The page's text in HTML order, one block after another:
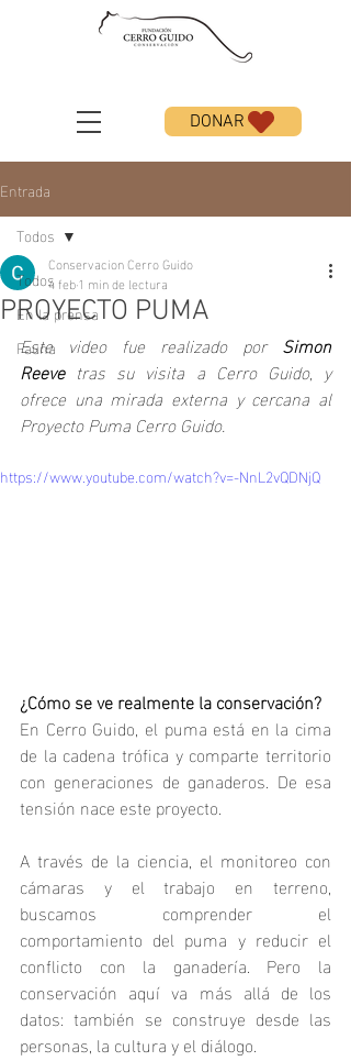
DONAR
Entrada
Todos
En la prensa
Fauna
Todos
PROYECTO PUMA
Conservacion Cerro Guido
4 feb1 min de lectura
Este video fue realizado por Simon
Reeve tras su visita a Cerro Guido, y
ofrece una mirada externa y cercana al
Proyecto Puma Cerro Guido.
https://www.youtube.com/watch?v=-NnL2vQDNjQ
¿Cómo se ve realmente la conservación?
En Cerro Guido, el puma está en la cima
de la cadena trófica y comparte territorio
con generaciones de ganaderos. De esa
tensión nace este proyecto.
A través de la ciencia, el monitoreo con
cámaras y el trabajo en terreno,
buscamos comprender el
comportamiento del puma y reducir el
conflicto con la ganadería. Pero la
conservación aquí va más allá de los
datos: también se construye desde las
personas, la cultura y el diálogo.